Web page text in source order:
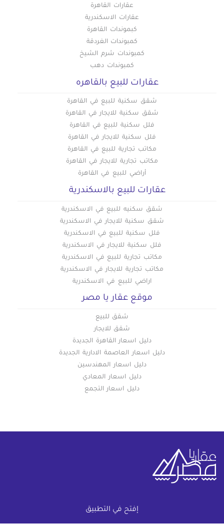
إفتح في التطبيق
عقارات القاهرة
عقارات الاسكندرية
كبموندات القاهرة
كمبوندات الغردقة
كمبوندات شرم الشيخ
كمبوندات دهب
عقارات للبيع بالقاهره
شقق سكنية للبيع في القاهرة
شقق سكنية للايجار في القاهرة
فلل سكنية للبيع في القاهرة
فلل سكنية للايجار في القاهرة
مكاتب تجارية للبيع في القاهرة
مكاتب تجارية للايجار في القاهرة
أراضي للبيع في القاهرة
عقارات للبيع بالاسكندرية
شقق سكنيه للبيع في الاسكندرية
شقق سكنية للايجار في الاسكندرية
فلل سكنية للبيع في الاسكندرية
فلل سكنية للايجار في الاسكندرية
مكاتب تجارية للبيع في الاسكندرية
مكاتب تجارية للايجار في الاسكندرية
اراضي للبيع في الاسكندرية
موقع عقار يا مصر
شقق للبيع
شقق للايجار
دليل اسعار القاهرة الجديدة
دليل اسعار العاصمة الادارية الجديدة
دليل اسعار المهندسين
دليل اسعار المعادي
دليل اسعار التجمع